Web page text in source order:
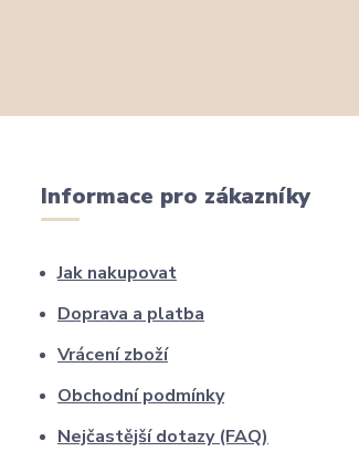
Informace pro zákazníky
Jak nakupovat
Doprava a platba
Vrácení zboží
Obchodní podmínky
Nejčastější dotazy (FAQ)